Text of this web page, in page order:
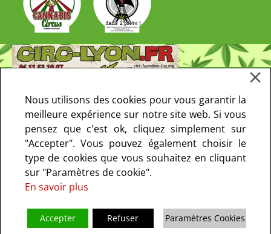
Nous utilisons des cookies pour vous garantir la
meilleure expérience sur notre site web. Si vous
pensez que c'est ok, cliquez simplement sur
"Accepter". Vous pouvez également choisir le
type de cookies que vous souhaitez en cliquant
sur "Paramètres de cookie".
En savoir plus
Accepter Refuser Paramètres Cookies